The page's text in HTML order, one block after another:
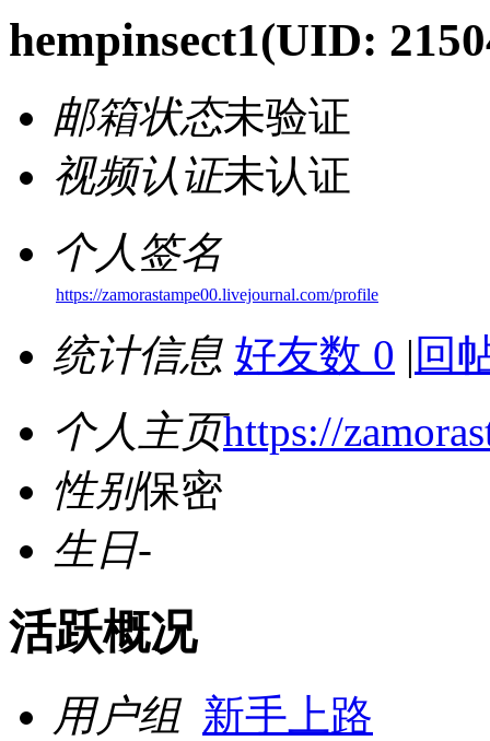
hempinsect1(UID:
邮箱状态未验证
视频认证未认证
个人签名
https://zamorastampe00.livejournal.com/profile
统计信息 好友数 0 | 回
个人主页https://
性别保密
生日-
活跃概况
用户组 新手上路